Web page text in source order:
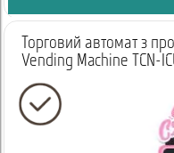
Торговий автомат з
Vending Machine TCN-